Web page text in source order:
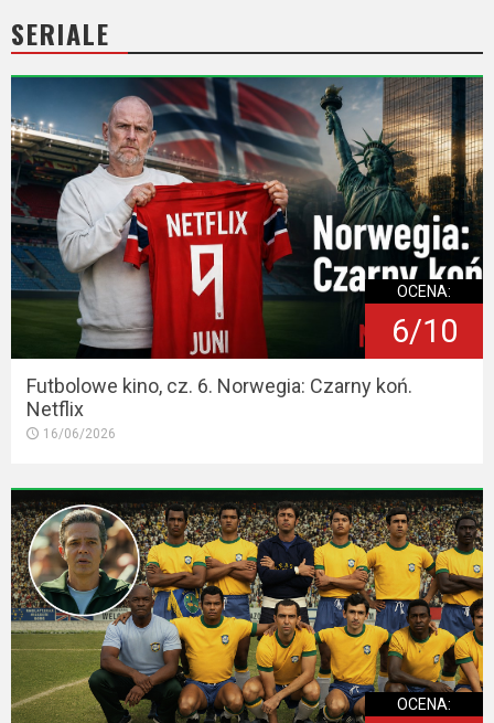
2022
2021
2020
2019
2018
2016
2017
2015
SERIALE
OCENA:
6/10
Futbolowe kino, cz. 6. Norwegia: Czarny koń.
Netflix
16/06/2026
OCENA: